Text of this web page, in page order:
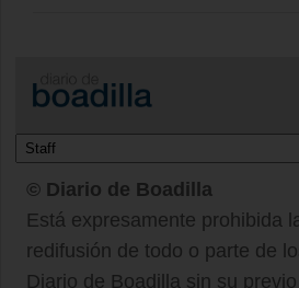
© Diario de Boadilla
Está expresamente prohibida
redifusión de todo o parte de
Diario de Boadilla sin su